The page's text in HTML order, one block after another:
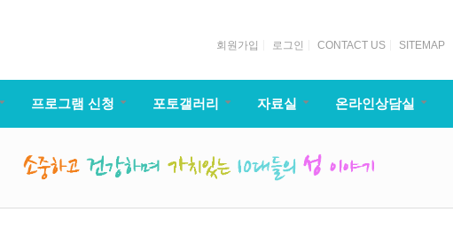
회원가입 로그인 CONTACT US SITEMAP
프로그램 신청 포토갤러리 자료실 온라인상담실